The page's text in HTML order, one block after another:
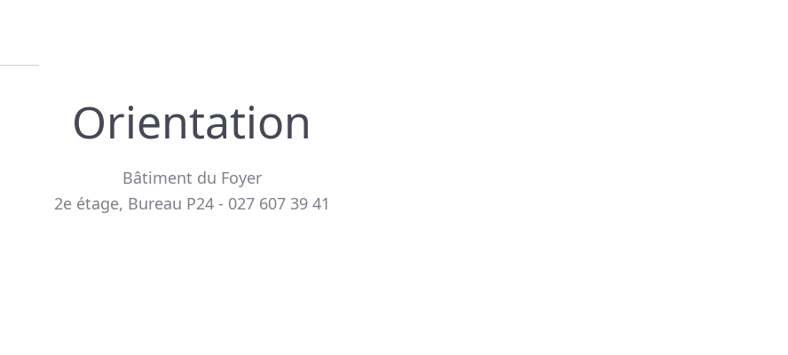
Orientation
Bâtiment du Foyer
2e étage, Bureau P24 - 027 607 39 41